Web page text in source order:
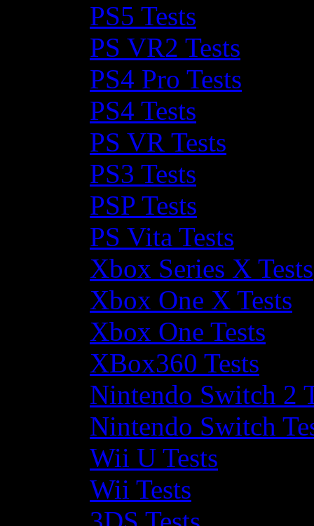
PS5 Tests
PS VR2 Tests
PS4 Pro Tests
PS4 Tests
PS VR Tests
PS3 Tests
PSP Tests
PS Vita Tests
Xbox Series X Tests
Xbox One X Tests
Xbox One Tests
XBox360 Tests
Nintendo Switch 2
Nintendo Switch
Wii U Tests
Wii Tests